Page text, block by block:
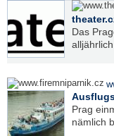
Das
Prag
nämlich